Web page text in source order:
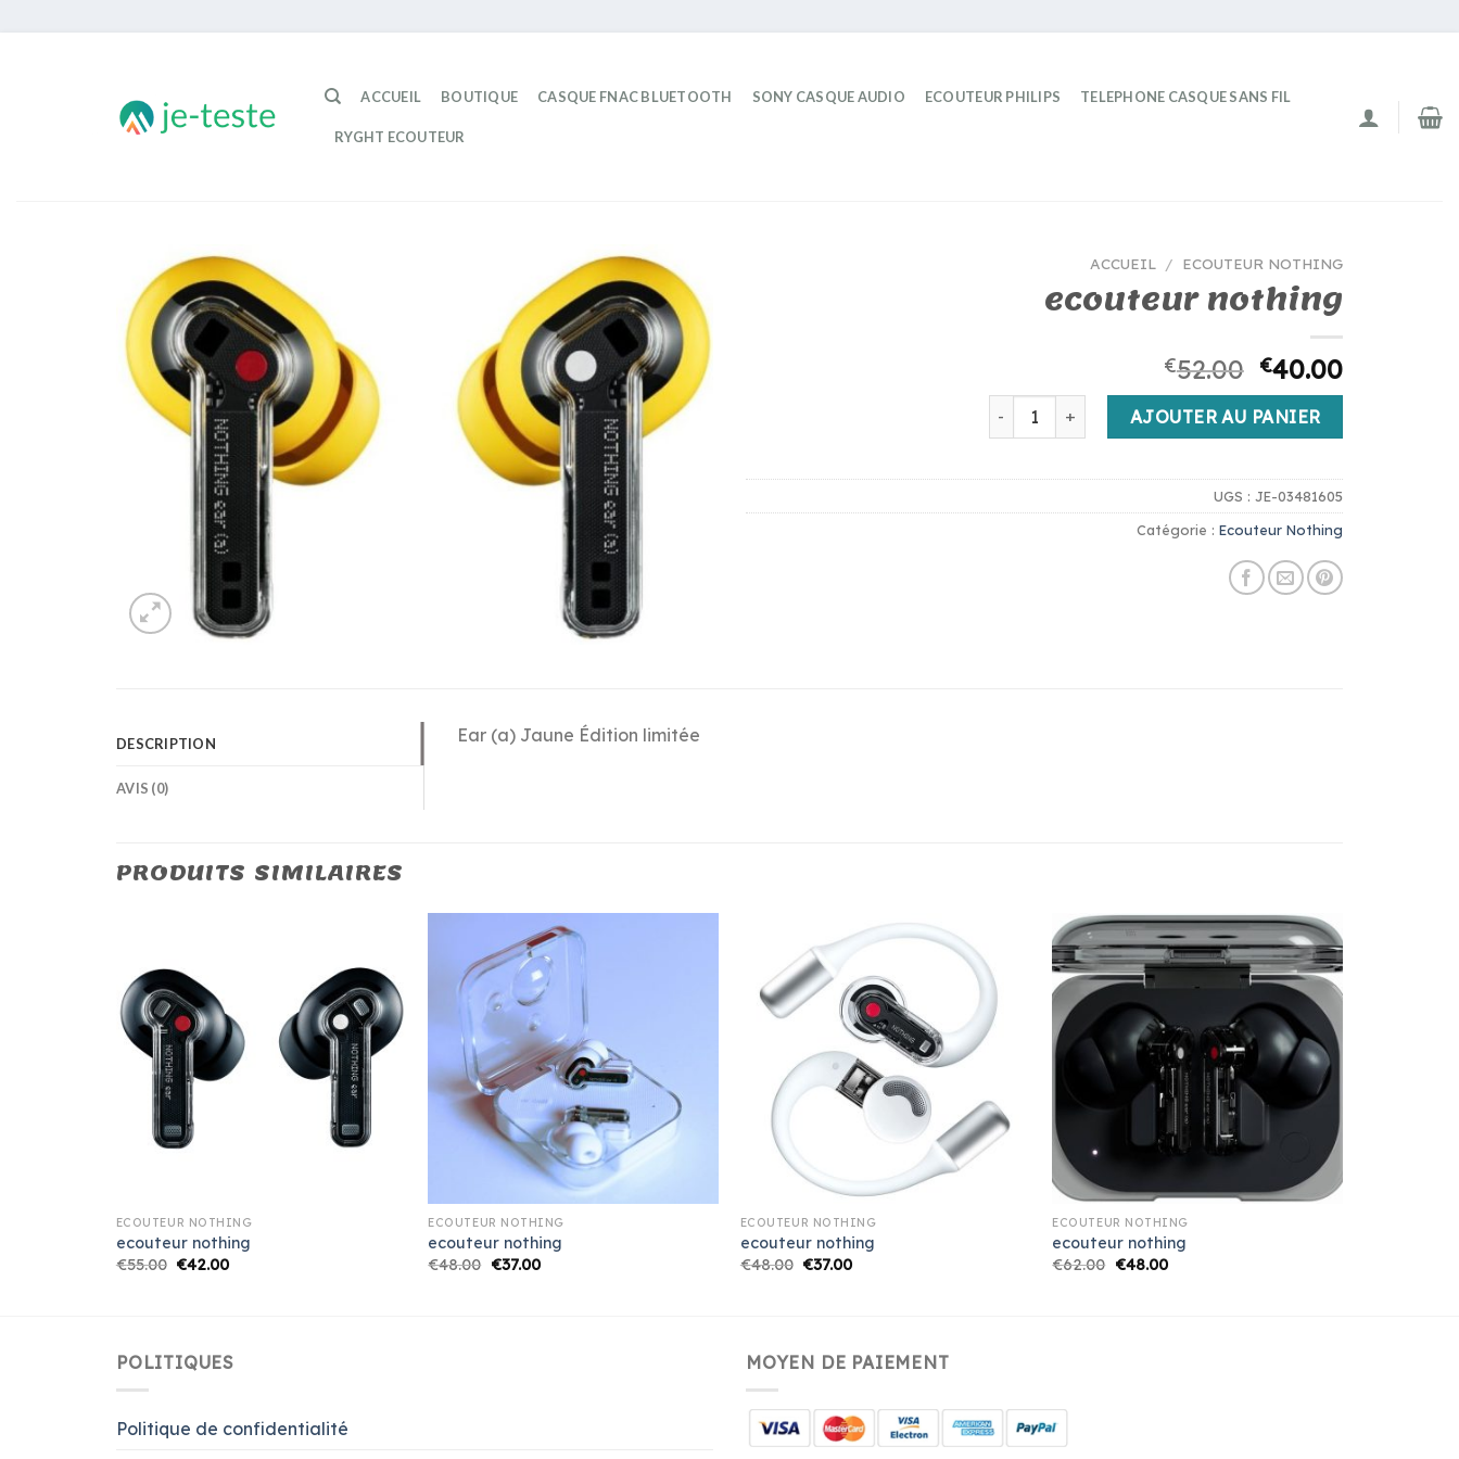
ACCUEIL BOUTIQUE CASQUE FNAC BLUETOOTH SONY CASQUE AUDIO ECOUTEUR PHILIPS TELEPHONE CASQUE SANS FIL
RYGHT ECOUTEUR
ACCUEIL / ECOUTEUR NOTHING
ecouteur nothing
€52.00 €40.00
quantité de ecouteur nothingAJOUTER AU PANIER
UGS : JE-03481605
Catégorie : Ecouteur Nothing
DESCRIPTION
AVIS (0)
Ear (a) Jaune Édition limitée
PRODUITS SIMILAIRES
ECOUTEUR NOTHING
ecouteur nothing
€55.00 €42.00
ECOUTEUR NOTHING
ecouteur nothing
€48.00 €37.00
ECOUTEUR NOTHING
ecouteur nothing
€48.00 €37.00
ECOUTEUR NOTHING
ecouteur nothing
€62.00 €48.00
POLITIQUES
Politique de confidentialité
MOYEN DE PAIEMENT